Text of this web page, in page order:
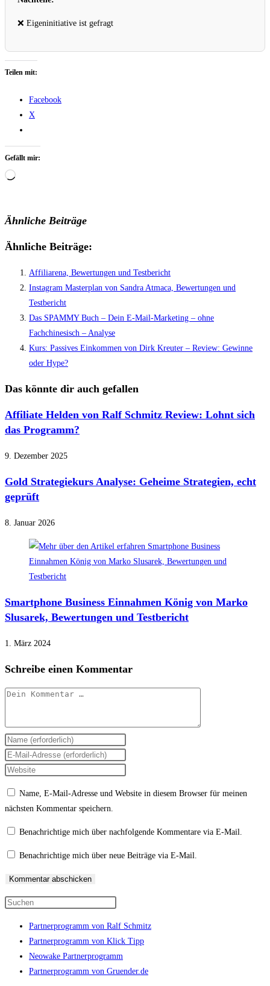
❌ Eigeninitiative ist gefragt
Teilen mit:
Facebook
X
Gefällt mir:
Wird
Ähnliche Beiträge
Ähnliche Beiträge:
Affiliarena, Bewertungen und Testbericht
Instagram Masterplan von Sandra Atmaca, Bewertungen und
Testbericht
Das SPAMMY Buch – Dein E-Mail-Marketing – ohne
Fachchinesisch – Analyse
Kurs: Passives Einkommen von Dirk Kreuter – Review: Gewinne
oder Hype?
Das könnte dir auch gefallen
Affiliate Helden von Ralf Schmitz Review: Lohnt sich
das Programm?
9. Dezember 2025
Gold Strategiekurs Analyse: Geheime Strategien, echt
geprüft
8. Januar 2026
Smartphone Business Einnahmen König von Marko
Slusarek, Bewertungen und Testbericht
1. März 2024
Schreibe einen Kommentar
Kommentar
Gib
deinen
Namen
Benutzernamen
Kommentieren
Gib
deine
zum
ein
Gib
ein
Name, E-Mail-Adresse und Website in diesem Browser für meinen
nächsten Kommentar speichern.
Benachrichtige mich über nachfolgende Kommentare via E-Mail.
Benachrichtige mich über neue Beiträge via E-Mail.
to
close
the
search
Partnerprogramm von Ralf Schmitz
Partnerprogramm von Klick Tipp
Neowake Partnerprogramm
Partnerprogramm von Gruender.de